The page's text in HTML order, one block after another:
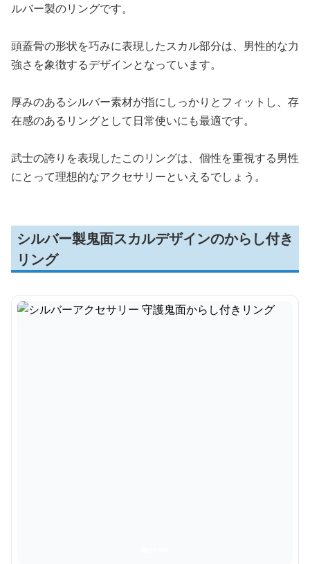
ルバー製のリングです。
頭蓋骨の形状を巧みに表現したスカル部分は、男性的な力
強さを象徴するデザインとなっています。
厚みのあるシルバー素材が指にしっかりとフィットし、存
在感のあるリングとして日常使いにも最適です。
武士の誇りを表現したこのリングは、個性を重視する男性
にとって理想的なアクセサリーといえるでしょう。
シルバー製鬼面スカルデザインのからし付き
リング